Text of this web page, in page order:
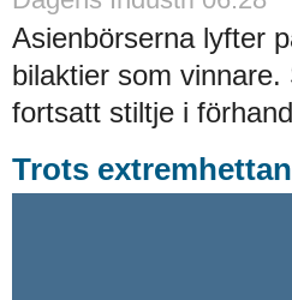
Asienbörserna lyfter
bilaktier som
fortsatt stiltje i
Trots